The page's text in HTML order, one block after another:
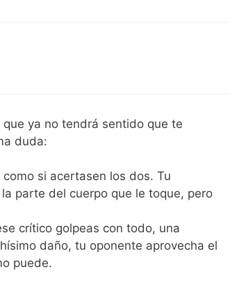
ya no tendrá sentido que te
duda:
si acertasen los dos. Tu
parte del cuerpo que le toque, pero
crítico golpeas con todo, una
daño, tu oponente aprovecha el
puede.